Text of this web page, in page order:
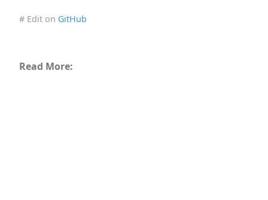
# Edit on GitHub
Read More: